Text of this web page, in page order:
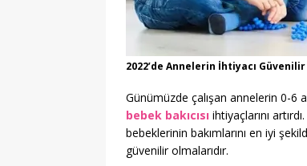
2022’de Annelerin İhtiyacı Güvenilir
Günümüzde çalışan annelerin 0-6
bebek bakıcısı ihtiyaçlarını
bebeklerinin bakımlarını en iyi
güvenilir olmalarıdır.